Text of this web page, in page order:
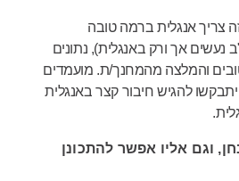
צריך אנגלית ברמה טובה
נעשים אך ורק באנגלית), נתונים
טובים והמלצה מהמחנך/ת. מועמדים
להגיש חיבור קצר באנגלית
וגם אליו אפשר להתכונן